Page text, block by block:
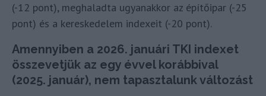
(-12 pont), meghaladta ugyanakkor az építőipar (-25
pont) és a kereskedelem indexeit (-20 pont).
Amennyiben a 2026. januári TKI indexet
összevetjük az egy évvel korábbival
(2025. január), nem tapasztalunk változást